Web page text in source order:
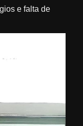
e falta de